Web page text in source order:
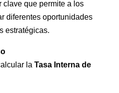
clave que permite a los
diferentes oportunidades
estratégicas.
la Tasa Interna de